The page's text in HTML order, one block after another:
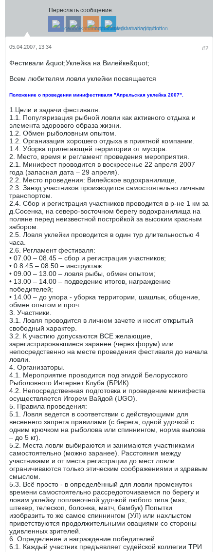
Переслать сообщение:
#2
05.04.2007, 13:34
Фестивали &quot;Уклейка на Вилейке&quot;
Всем любителям ловли уклейки посвящается
Положение о проведении минифестиваля "Апрельская уклейка 2007".
1.Цели и задачи фестиваля.
1.1. Популяризация рыбной ловли как активного отдыха и
элемента здорового образа жизни.
1.2. Обмен рыболовным опытом.
1.2. Организация хорошего отдыха в приятной компании.
1.4. Уборка прилегающей территории от мусора.
2. Место, время и регламент проведения мероприятия.
2.1. Минифест проводится в воскресенье 22 апреля 2007
года (запасная дата – 29 апреля).
2.2. Место проведения: Вилейское водохранилище,
2.3. Заезд участников производится самостоятельно личным
транспортом.
2.4. Сбор и регистрация участников проводится в р-не 1 км за
д.Сосенка, на северо-восточном берегу водохранилища на
поляне перед неизвестной постройкой за высоким красным
забором.
2.5. Ловля уклейки проводится в один тур длительностью 4
часа.
2.6. Регламент фестиваля:
• 07.00 – 08.45 – сбор и регистрация участников;
• 0.8.45 – 08.50 – инструктаж
• 09.00 – 13.00 – ловля рыбы, обмен опытом;
• 13.00 – 14.00 – подведение итогов, награждение
победителей;
• 14.00 – до упора - уборка территории, шашлык, общение,
обмен опытом и проч.
3. Участники.
3.1. Ловля проводится в личном зачете и носит открытый
свободный характер.
3.2. К участию допускаются ВСЕ желающие,
зарегистрировавшиеся заранее (через форум) или
непосредственно на месте проведения фестиваля до начала
ловли.
4. Организаторы.
4.1. Мероприятие проводится под эгидой Белорусского
Рыболовного Интернет Клуба (БРИК).
4.2. Непосредственная подготовка и проведение минифеста
осуществляется Игорем Вайдой (UGO).
5. Правила проведения:
5.1. Ловля ведется в соответствии с действующими для
весеннего запрета правилами (с берега, одной удочкой с
одним крючком на рыболова или спиннингом, норма вылова
– до 5 кг).
5.2. Места ловли выбираются и занимаются участниками
самостоятельно (можно заранее). Расстояния между
участниками и от места регистрации до мест ловли
ограничиваются только этическим соображениями и здравым
смыслом.
5.3. Всё просто - в определённый для ловли промежуток
времени самостоятельно рассредоточиваемся по берегу и
ловим уклейку поплавочной удочкой любого типа (мах,
штекер, телескоп, болонка, матч, бамбук) Попытки
изобразить то же самое спиннингом (УЛ) или нахлыстом
приветствуются продолжительными овациями со стороны
удивленных зрителей.
6. Определение и награждение победителей.
6.1. Каждый участник предъявляет судейской коллегии ТРИ